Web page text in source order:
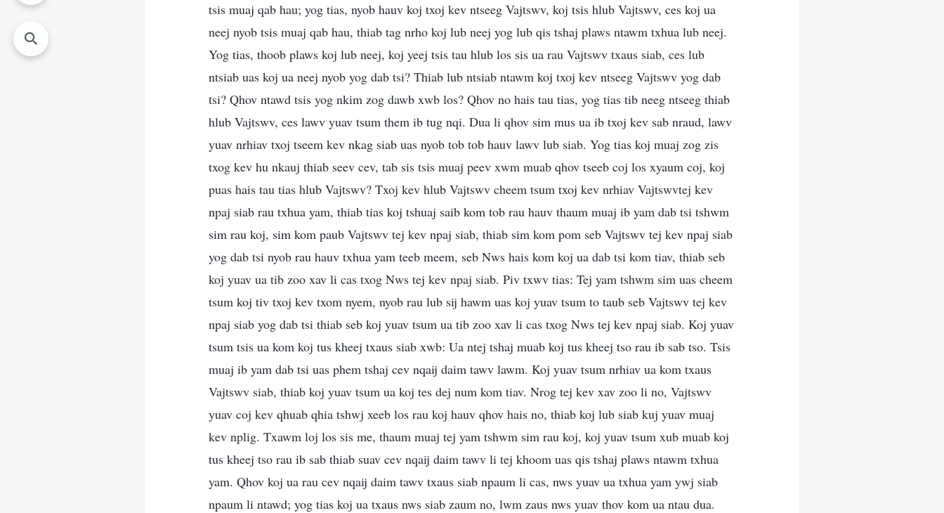
tsis muaj qab hau; yog tias, nyob hauv koj txoj kev ntseeg Vajtswv, koj tsis hlub Vajtswv, ces koj ua
neej nyob tsis muaj qab hau, thiab tag nrho koj lub neej yog lub qis tshaj plaws ntawm txhua lub neej.
Yog tias, thoob plaws koj lub neej, koj yeej tsis tau hlub los sis ua rau Vajtswv txaus siab, ces lub
ntsiab uas koj ua neej nyob yog dab tsi? Thiab lub ntsiab ntawm koj txoj kev ntseeg Vajtswv yog dab
tsi? Qhov ntawd tsis yog nkim zog dawb xwb los? Qhov no hais tau tias, yog tias tib neeg ntseeg thiab
hlub Vajtswv, ces lawv yuav tsum them ib tug nqi. Dua li qhov sim mus ua ib txoj kev sab nraud, lawv
yuav nrhiav txoj tseem kev nkag siab uas nyob tob tob hauv lawv lub siab. Yog tias koj muaj zog zis
txog kev hu nkauj thiab seev cev, tab sis tsis muaj peev xwm muab qhov tseeb coj los xyaum coj, koj
puas hais tau tias hlub Vajtswv? Txoj kev hlub Vajtswv cheem tsum txoj kev nrhiav Vajtswvtej kev
npaj siab rau txhua yam, thiab tias koj tshuaj saib kom tob rau hauv thaum muaj ib yam dab tsi tshwm
sim rau koj, sim kom paub Vajtswv tej kev npaj siab, thiab sim kom pom seb Vajtswv tej kev npaj siab
yog dab tsi nyob rau hauv txhua yam teeb meem, seb Nws hais kom koj ua dab tsi kom tiav, thiab seb
koj yuav ua tib zoo xav li cas txog Nws tej kev npaj siab. Piv txwv tias: Tej yam tshwm sim uas cheem
tsum koj tiv txoj kev txom nyem, nyob rau lub sij hawm uas koj yuav tsum to taub seb Vajtswv tej kev
npaj siab yog dab tsi thiab seb koj yuav tsum ua tib zoo xav li cas txog Nws tej kev npaj siab. Koj yuav
tsum tsis ua kom koj tus kheej txaus siab xwb: Ua ntej tshaj muab koj tus kheej tso rau ib sab tso. Tsis
muaj ib yam dab tsi uas phem tshaj cev nqaij daim tawv lawm. Koj yuav tsum nrhiav ua kom txaus
Vajtswv siab, thiab koj yuav tsum ua koj tes dej num kom tiav. Nrog tej kev xav zoo li no, Vajtswv
yuav coj kev qhuab qhia tshwj xeeb los rau koj hauv qhov hais no, thiab koj lub siab kuj yuav muaj
kev nplig. Txawm loj los sis me, thaum muaj tej yam tshwm sim rau koj, koj yuav tsum xub muab koj
tus kheej tso rau ib sab thiab suav cev nqaij daim tawv li tej khoom uas qis tshaj plaws ntawm txhua
yam. Qhov koj ua rau cev nqaij daim tawv txaus siab npaum li cas, nws yuav ua txhua yam ywj siab
npaum li ntawd; yog tias koj ua txaus nws siab zaum no, lwm zaus nws yuav thov kom ua ntau dua.